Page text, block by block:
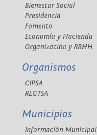
Bienestar Social
Presidencia
Fomento
Economía y Hacienda
Organización y RRHH
Organismos
CIPSA
REGTSA
Municipios
Información Municipal